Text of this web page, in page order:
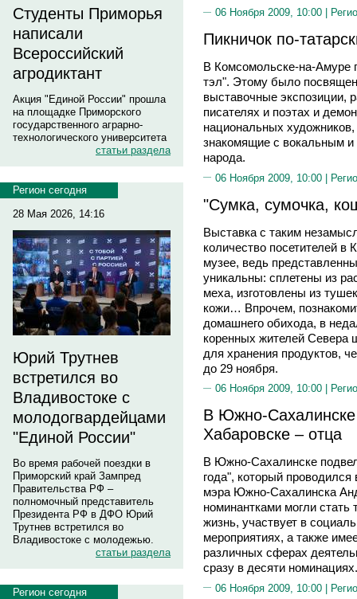
Студенты Приморья
написали
Всероссийский
агродиктант
Акция "Единой России" прошла
на площадке Приморского
государственного аграрно-
технологического университета
статьи раздела
Регион сегодня
28 Мая 2026, 14:16
Юрий Трутнев
встретился во
Владивостоке с
молодогвардейцами
"Единой России"
Во время рабочей поездки в
Приморский край Зампред
Правительства РФ –
полномочный представитель
Президента РФ в ДФО Юрий
Трутнев встретился во
Владивостоке с молодежью.
статьи раздела
Регион сегодня
06 Ноября 2009, 10:00 |
Пикничок по-
В Комсомольске-на-Амуре
тэл". Этому было
выставочные экспозиции,
писателях и поэтах и
национальных
знакомящие с вокальным и
народа.
06 Ноября 2009, 10:00 |
"Сумка, сумочка,
Выставка с таким
количество посетителей
музее, ведь
уникальны: сплетены из
меха, изготовлены из
кожи… Впрочем,
домашнего обихода, в
коренных жителей Севера
для хранения продуктов,
до 29 ноября.
06 Ноября 2009, 10:00 |
В Южно-
Хабаровске – отца
В Южно-Сахалинске
года", который
мэра Южно-Сахалинска
номинантками могли стать
жизнь, участвует в
мероприятиях, а также
различных сферах
сразу в десяти номинациях.
06 Ноября 2009, 10:00 |